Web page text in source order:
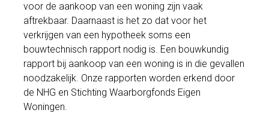
voor de aankoop van een woning zijn vaak
aftrekbaar. Daarnaast is het zo dat voor het
verkrijgen van een hypotheek soms een
bouwtechnisch rapport nodig is. Een bouwkundig
rapport bij aankoop van een woning is in die gevallen
noodzakelijk. Onze rapporten worden erkend door
de NHG en Stichting Waarborgfonds Eigen
Woningen.